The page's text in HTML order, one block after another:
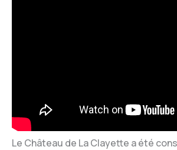
Le Château de La Clayette a été